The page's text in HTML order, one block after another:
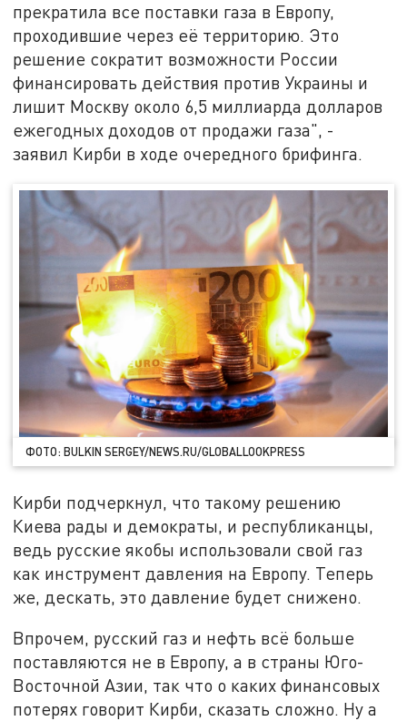
прекратила все поставки газа в Европу,
проходившие через её территорию. Это
решение сократит возможности России
финансировать действия против Украины и
лишит Москву около 6,5 миллиарда долларов
ежегодных доходов от продажи газа", -
заявил Кирби в ходе очередного брифинга.
ФОТО: BULKIN SERGEY/NEWS.RU/GLOBALLOOKPRESS
Кирби подчеркнул, что такому решению
Киева рады и демократы, и республиканцы,
ведь русские якобы использовали свой газ
как инструмент давления на Европу. Теперь
же, дескать, это давление будет снижено.
Впрочем, русский газ и нефть всё больше
поставляются не в Европу, а в страны Юго-
Восточной Азии, так что о каких финансовых
потерях говорит Кирби, сказать сложно. Ну а